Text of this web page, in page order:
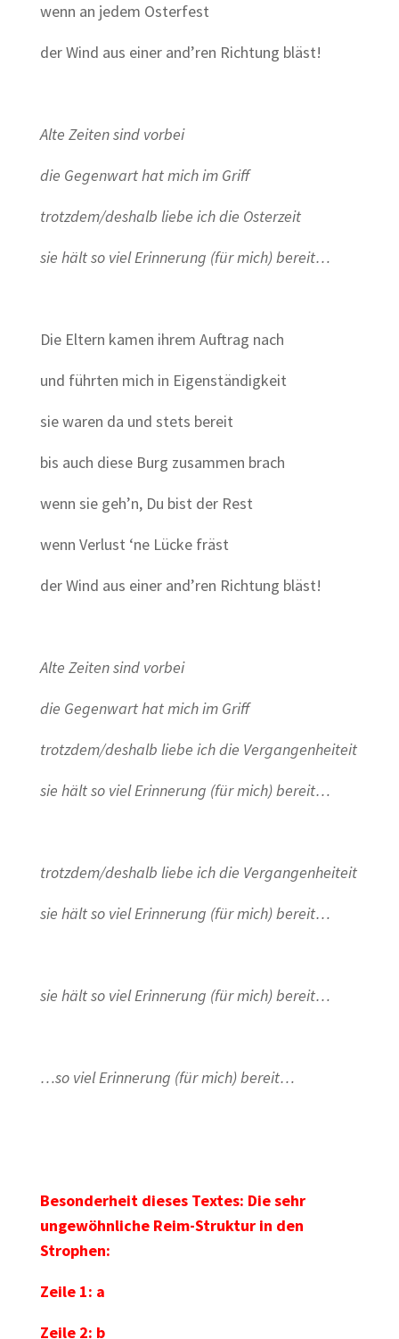
wenn an jedem Osterfest
der Wind aus einer and’ren Richtung bläst!
Alte Zeiten sind vorbei
die Gegenwart hat mich im Griff
trotzdem/deshalb liebe ich die Osterzeit
sie hält so viel Erinnerung (für mich) bereit…
Die Eltern kamen ihrem Auftrag nach
und führten mich in Eigenständigkeit
sie waren da und stets bereit
bis auch diese Burg zusammen brach
wenn sie geh’n, Du bist der Rest
wenn Verlust ‘ne Lücke fräst
der Wind aus einer and’ren Richtung bläst!
Alte Zeiten sind vorbei
die Gegenwart hat mich im Griff
trotzdem/deshalb liebe ich die Vergangenheiteit
sie hält so viel Erinnerung (für mich) bereit…
trotzdem/deshalb liebe ich die Vergangenheiteit
sie hält so viel Erinnerung (für mich) bereit…
sie hält so viel Erinnerung (für mich) bereit…
…so viel Erinnerung (für mich) bereit…
Besonderheit dieses Textes: Die sehr
ungewöhnliche Reim-Struktur in den
Strophen:
Zeile 1: a
Zeile 2: b